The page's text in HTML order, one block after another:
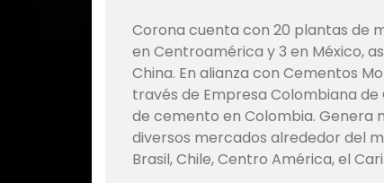
Corona cuenta con 20 plantas de
en Centroamérica y 3 en México,
China. En alianza con Cementos
través de Empresa Colombiana
de cemento en Colombia. Genera
diversos mercados alrededor del
Brasil, Chile, Centro América, el